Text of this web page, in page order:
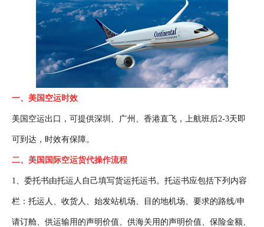
一、美国空运时效
美国空运出口，可提供深圳、广州、香港直飞，上航班后2-3天即
可到达，时效有保障。
二、美国国际空运货代操作流程
1、委托书由托运人自己填写货运托运书。托运书应包括下列内容
栏：托运人、收货人、始发站机场、目的地机场、要求的路线/申
请订舱、供运输用的声明价值、供海关用的声明价值、保险金额、